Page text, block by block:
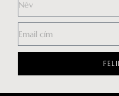
Általános